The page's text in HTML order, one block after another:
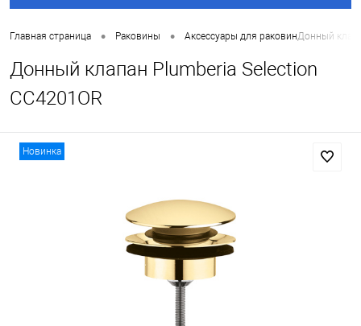
Главная страница • Раковины • Аксессуары для раковинДонный
Донный клапан Plumberia Selection
CC4201OR
Новинка